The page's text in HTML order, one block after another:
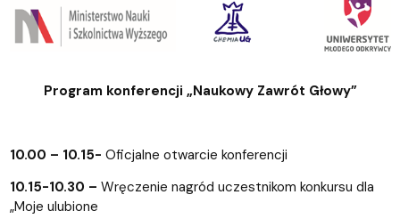
Program konferencji „Naukowy Zawrót Głowy”
10.00 – 10.15- Oficjalne otwarcie konferencji
10.15-10.30 – Wręczenie nagród uczestnikom konkursu dla
„Moje ulubione